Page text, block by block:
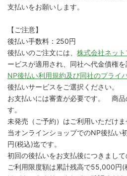
支払いをお願いします。
【ご注意】
後払い手数料：250円
後払いのご注文には、 株式会社ネッ
ービスが適用され、同社へ代金債権を
NP後払い利用規約及び同社のプライ
後払いサービスをご選択ください。
お支払いには審査が必要です。 商品
す。
未発売（ご予約）はご利用いただけま
当オンラインショップでのNP後払い
円(税込)迄です。
初回の後払いをお支払後につきまし
ご利用限度額は累計残高で55,000円(